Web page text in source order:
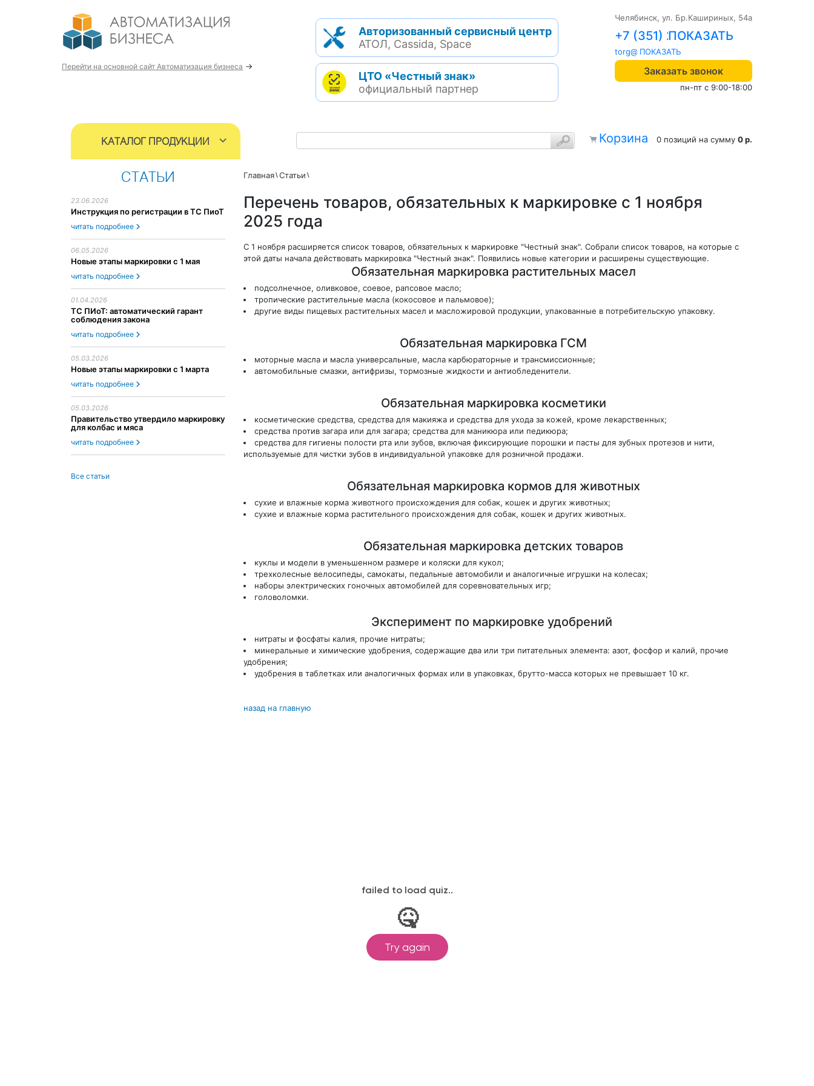
Перейти на основной сайт Автоматизация бизнеса →
Авторизованный сервисный центр
АТОЛ, Cassida, Space
ЦТО «Честный знак»
официальный партнер
Челябинск, ул. Бр.Кашириных, 54а
+7 (351) 242-04-09
torg@1cab.ru
Заказать звонок
пн-пт с 9:00-18:00
КАТАЛОГ ПРОДУКЦИИ Корзина 0 позиций на сумму0 р.
СТАТЬИ
23.06.2026
Инструкция по регистрации в ТС ПиоТ
читать подробнее
06.05.2026
Новые этапы маркировки с 1 мая
читать подробнее
01.04.2026
ТС ПИоТ: автоматический гарант
соблюдения закона
читать подробнее
05.03.2026
Новые этапы маркировки с 1 марта
читать подробнее
05.03.2026
Правительство утвердило маркировку
для колбас и мяса
читать подробнее
Все статьи
Главная Статьи
Перечень товаров, обязательных к маркировке с 1 ноября
2025 года
С 1 ноября расширяется список товаров, обязательных к маркировке "Честный знак". Собрали список товаров, на которые с
этой даты начала действовать маркировка "Честный знак". Появились новые категории и расширены существующие.
Обязательная маркировка растительных масел
подсолнечное, оливковое, соевое, рапсовое масло;
тропические растительные масла (кокосовое и пальмовое);
другие виды пищевых растительных масел и масложировой продукции, упакованные в потребительскую упаковку.
Обязательная маркировка ГСМ
моторные масла и масла универсальные, масла карбюраторные и трансмиссионные;
автомобильные смазки, антифризы, тормозные жидкости и антиобледенители.
Обязательная маркировка косметики
косметические средства, средства для макияжа и средства для ухода за кожей, кроме лекарственных;
средства против загара или для загара; средства для маникюра или педикюра;
средства для гигиены полости рта или зубов, включая фиксирующие порошки и пасты для зубных протезов и нити,
используемые для чистки зубов в индивидуальной упаковке для розничной продажи.
Обязательная маркировка кормов для животных
сухие и влажные корма животного происхождения для собак, кошек и других животных;
сухие и влажные корма растительного происхождения для собак, кошек и других животных.
Обязательная маркировка детских товаров
куклы и модели в уменьшенном размере и коляски для кукол;
трехколесные велосипеды, самокаты, педальные автомобили и аналогичные игрушки на колесах;
наборы электрических гоночных автомобилей для соревновательных игр;
головоломки.
Эксперимент по маркировке удобрений
нитраты и фосфаты калия, прочие нитраты;
минеральные и химические удобрения, содержащие два или три питательных элемента: азот, фосфор и калий, прочие
удобрения;
удобрения в таблетках или аналогичных формах или в упаковках, брутто-масса которых не превышает 10 кг.
назад на главную